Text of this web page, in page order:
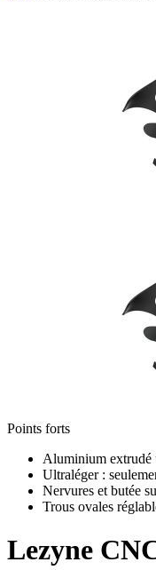
Points forts
Aluminium extrudé
Ultraléger :
Nervures et butée
Trous ovales
Lezyne